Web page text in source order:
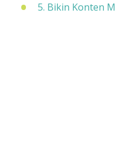
5. Bikin Konten